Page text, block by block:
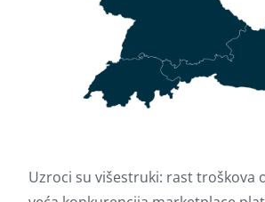
Uzroci su višestruki: rast troškova